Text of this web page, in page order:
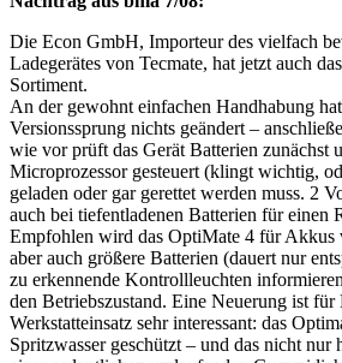
Die Econ GmbH, Importeur des vielfach
Ladegerätes von Tecmate, hat jetzt auch
Sortiment.
An der gewohnt einfachen Handhabung
Versionssprung nichts geändert –
wie vor prüft das Gerät Batterien zunächst
Microprozessor gesteuert (klingt wichtig,
geladen oder gar gerettet werden muss. 2
auch bei tiefentladenen Batterien für einen
Empfohlen wird das OptiMate 4 für Akkus
aber auch größere Batterien (dauert nur
zu erkennende Kontrollleuchten
den Betriebszustand. Eine Neuerung ist
Werkstatteinsatz sehr interessant: das
Spritzwasser geschützt – und das nicht nur